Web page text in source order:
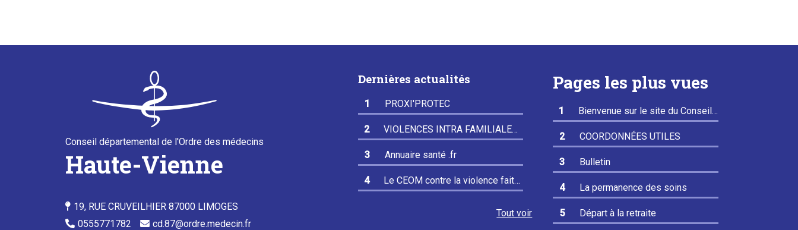
Conseil départemental de l'Ordre des médecins
Haute-Vienne
19, RUE CRUVEILHIER 87000 LIMOGES
0555771782
cd.87@ordre.medecin.fr
Dernières actualités
PROXI'PROTEC
VIOLENCES INTRA FAMILIALES
(VIF)
Annuaire santé .fr
Le CEOM contre la violence faite
aux médecins
Tout voir
Pages les plus vues
Bienvenue sur le site du Conseil
départemental de la Haute-
Vienne de l'Ordre des Médecins
COORDONNÉES UTILES
Bulletin
La permanence des soins
Départ à la retraite